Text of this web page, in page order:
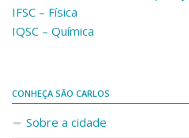
IFSC – Física
IQSC – Química
CONHEÇA SÃO CARLOS
Sobre a cidade